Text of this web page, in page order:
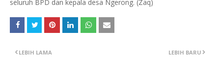
seluruh BPD dan kepala desa Ngerong. (Zaq)
LEBIH BARU
LEBIH LAMA